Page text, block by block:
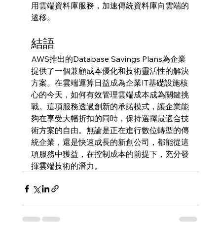
用雲端資料庫服務，加速傳統資料庫向雲端的
遷移。
結語
AWS推出的Database Savings Plans為企業
提供了一個兼顧成本優化和技術靈活性的解決
方案。在雲端運算日益成為企業IT基礎設施核
心的今天，如何有效管理雲端成本成為關鍵挑
戰。這項服務透過創新的承諾模式，讓企業能
夠在享受大幅折扣的同時，保持選擇最適合技
術方案的自由。無論是正在進行數位轉型的傳
統企業，還是快速成長的新創公司，都能從這
項服務中獲益，在控制成本的前提下，充分發
揮雲端技術的潛力。